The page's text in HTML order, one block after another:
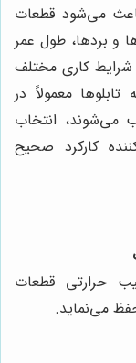
می‌شود قطعات
و بردها، طول عمر
شرایط کاری مختلف
معمولاً در
می‌شوند، انتخاب
کارکرد صحیح
حرارتی قطعات
می‌نماید.